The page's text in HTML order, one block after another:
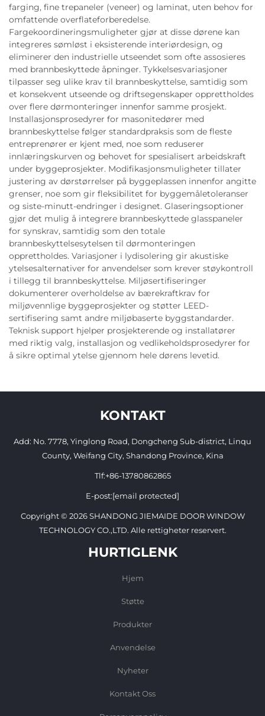
farging, fine trepaneler (veneer) og laminat, uten behov for
omfattende overflateforberedelse.
Fargekoordineringsmuligheter gjør at disse dørene kan
integreres sømløst i eksisterende interiørdesign, og
eliminerer den industrielle utseendet som ofte assosieres
med brannbeskyttede åpninger. Tykkelsesvariasjoner
tilpasser seg ulike krav til brannbeskyttelse, samtidig som
et konsekvent utseende og driftsegenskaper opprettholdes
over flere dørmonteringer innenfor samme prosjekt.
Installasjonsprosedyrer for masonitedører med
brannbeskyttelse følger standardpraksis som de fleste
entreprenører er kjent med, noe som reduserer
innlæringskurven og behovet for spesialisert arbeidskraft
under byggeprosjekter. Modifikasjonsmuligheter tillater
justering av dørstørrelser på byggeplassen innenfor angitte
grenser, noe som gir fleksibilitet for byggemåletoleranser
og siste-minutt-endringer i designet. Glaseringsoptioner
gjør det mulig å integrere brannbeskyttede glasspaneler
for synskrav, samtidig som den totale
brannbeskyttelsesytelsen til dørmonteringen
opprettholdes. Variasjoner i lydisolering gir akustiske
ytelsesalternativer for anvendelser som krever støykontroll
i tillegg til brannbeskyttelse. Miljøsertifiseringer
dokumenterer overholdelse av bærekraftkrav for
miljøvennlige byggeprosjekter og støtter LEED-
sertifisering samt andre miljøbaserte byggstandarder.
Teknisk support hjelper prosjekterende og installatører
med riktig valg, installasjon og vedlikeholdsprosedyrer for
å sikre optimal ytelse gjennom hele dørens levetid.
KONTAKT
Add: No. 7778, Yinglong Road, Dongcheng Sub-district, Linqu
County, Weifang City, Shandong Province, Kina
Tlf:+86-13780862865
E-post:[email protected]
Copyright © 2026 SHANDONG JIEMAIDE DOOR WINDOW
TECHNOLOGY CO.,LTD. Alle rettigheter reservert.
HURTIGLENK
Hjem
Støtte
Produkter
Anvendelse
Nyheter
Kontakt Oss